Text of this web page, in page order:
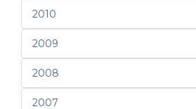
2010
2009
2008
2007